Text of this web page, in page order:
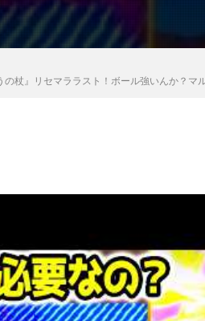
杖』リセマララスト！ボール強いんか？